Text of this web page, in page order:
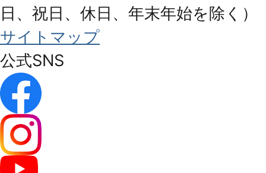
日、祝日、休日、年末年始を除く）
サイトマップ
公式SNS